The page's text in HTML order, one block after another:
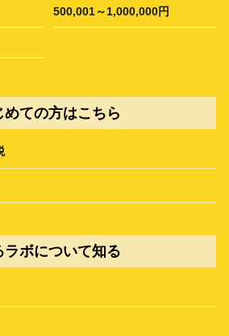
500,001～1,000,000円
めての方はこちら
ラボについて知る